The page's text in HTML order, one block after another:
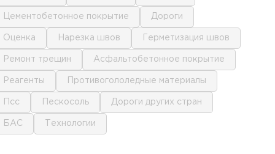
цементобетонное покрытие дороги
оценка нарезка швов герметизация швов
ремонт трещин асфальтобетонное покрытие
реагенты противогололедные материалы
псс пескосоль дороги других стран
БАС технологии